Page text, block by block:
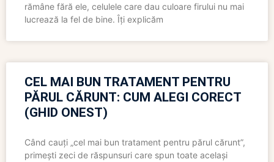
rămâne fără ele, celulele care dau culoare firului nu mai
lucrează la fel de bine. Îți explicăm
CEL MAI BUN TRATAMENT PENTRU
PĂRUL CĂRUNT: CUM ALEGI CORECT
(GHID ONEST)
Când cauți „cel mai bun tratament pentru părul cărunt”,
primești zeci de răspunsuri care spun toate același